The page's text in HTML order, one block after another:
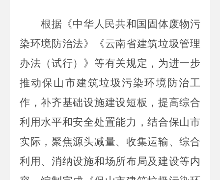
根据《中华人民共和国固体废物污
染环境防治法》
《云南省建筑垃圾管理
办法（试行）》 等有关规定，为进一步
推动保山市建筑垃圾污染环境防治工
作，补齐基础设施建设短板，提高综合
利用水平和安全处置能力 ，结合保山市
实际，聚焦源头减量、 收集运输、综合
利用、消纳设施和场所布局及建设等内